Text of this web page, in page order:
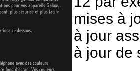
mises à
à jour
à jour de